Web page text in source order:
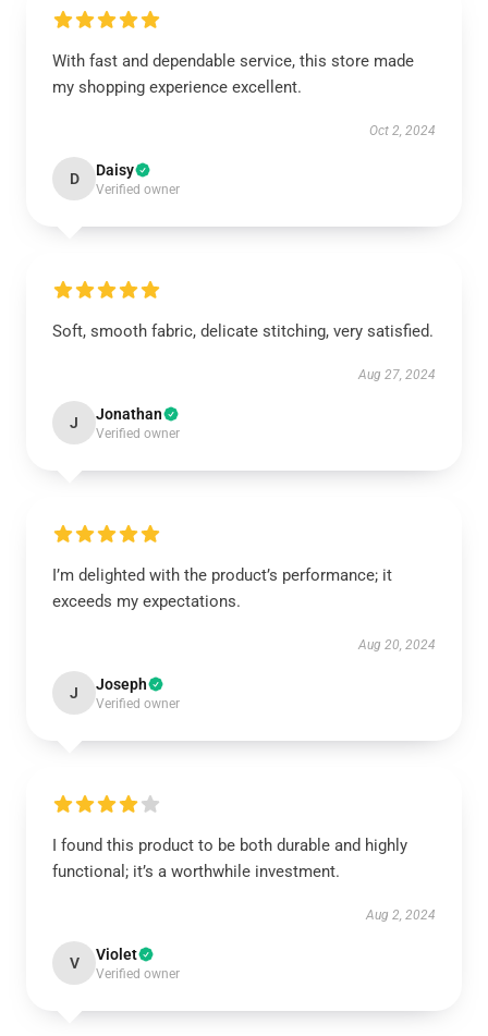
With fast and dependable service, this store made
my shopping experience excellent.
Oct 2, 2024
D Daisy
Verified owner
Soft, smooth fabric, delicate stitching, very satisfied.
Aug 27, 2024
J Jonathan
Verified owner
I’m delighted with the product’s performance; it
exceeds my expectations.
Aug 20, 2024
J Joseph
Verified owner
I found this product to be both durable and highly
functional; it’s a worthwhile investment.
Aug 2, 2024
V Violet
Verified owner